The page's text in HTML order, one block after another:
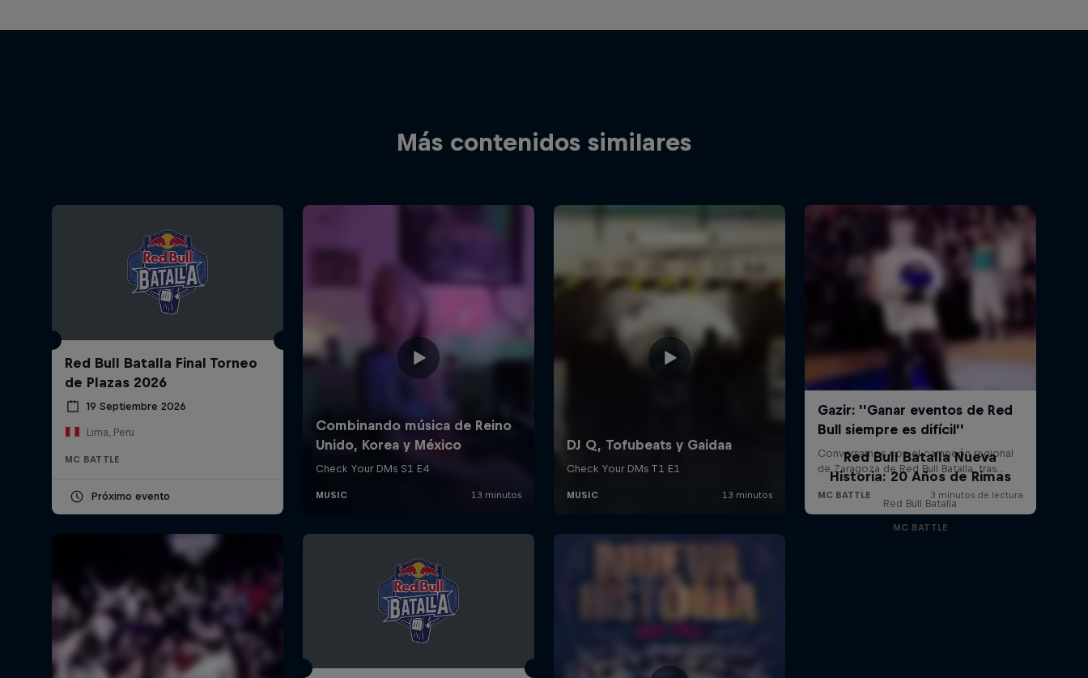
Más contenidos similares
Red Bull Batalla Final Torneo
de Plazas 2026
19 Septiembre 2026
Lima, Peru
MC BATTLE
Próximo evento
Red Bull Batalla Nueva
Historia: 20 Años de Rimas
Red Bull Batalla
MC BATTLE